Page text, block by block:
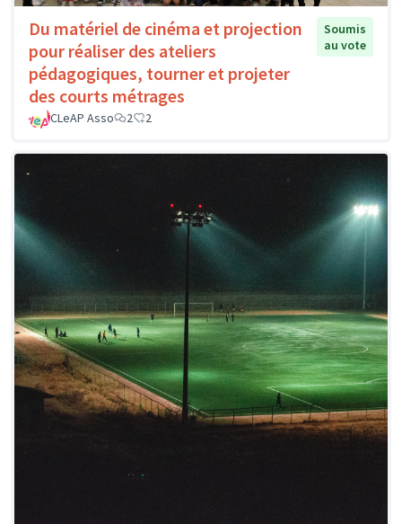
Du matériel de cinéma et projection
pour réaliser des ateliers
pédagogiques, tourner et projeter
des courts métrages
Soumis
au vote
CLeAP Asso 2 2